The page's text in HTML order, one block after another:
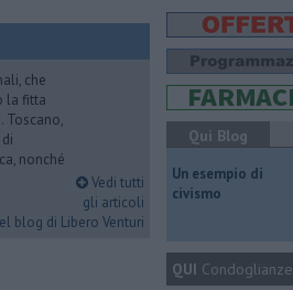
che
la fitta
Toscano,
nonché
Vedi tutti
gli articoli
blog di Libero Venturi
Qui Blog
​Un esempio di
civismo
QUI Condoglianze